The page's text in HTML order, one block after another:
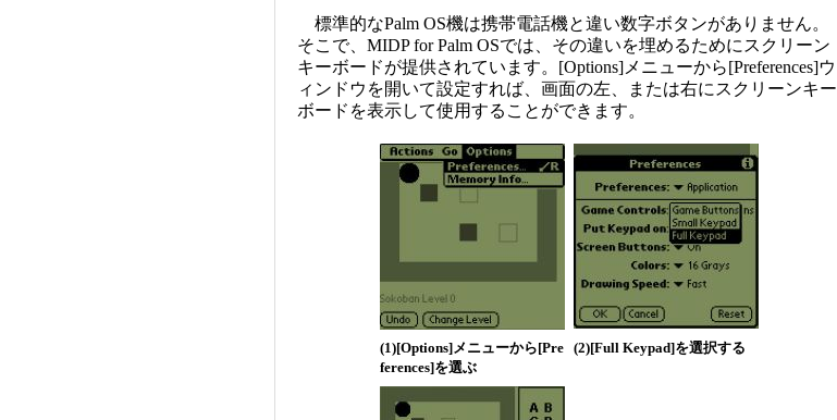
標準的なPalm OS機は携帯電話機と違い数字ボタンがありません。
そこで、MIDP for Palm OSでは、その違いを埋めるためにスクリーン
キーボードが提供されています。[Options]メニューから[Preferences]ウ
ィンドウを開いて設定すれば、画面の左、または右にスクリーンキー
ボードを表示して使用することができます。
(1)[Options]メニューから[Pre
ferences]を選ぶ
(2)[Full Keypad]を選択する